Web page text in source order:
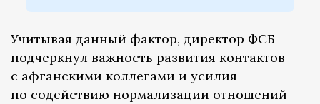
Учитывая данный фактор, директор ФСБ
подчеркнул важность развития контактов
с афганскими коллегами и усилия
по содействию нормализации отношений